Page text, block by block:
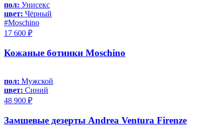
пол: Унисекс
цвет: Чёрный
#Moschino
17 600 ₽
Кожаные ботинки Moschino
пол: Мужской
цвет: Синий
48 900 ₽
Замшевые дезерты Andrea Ventura Firenze